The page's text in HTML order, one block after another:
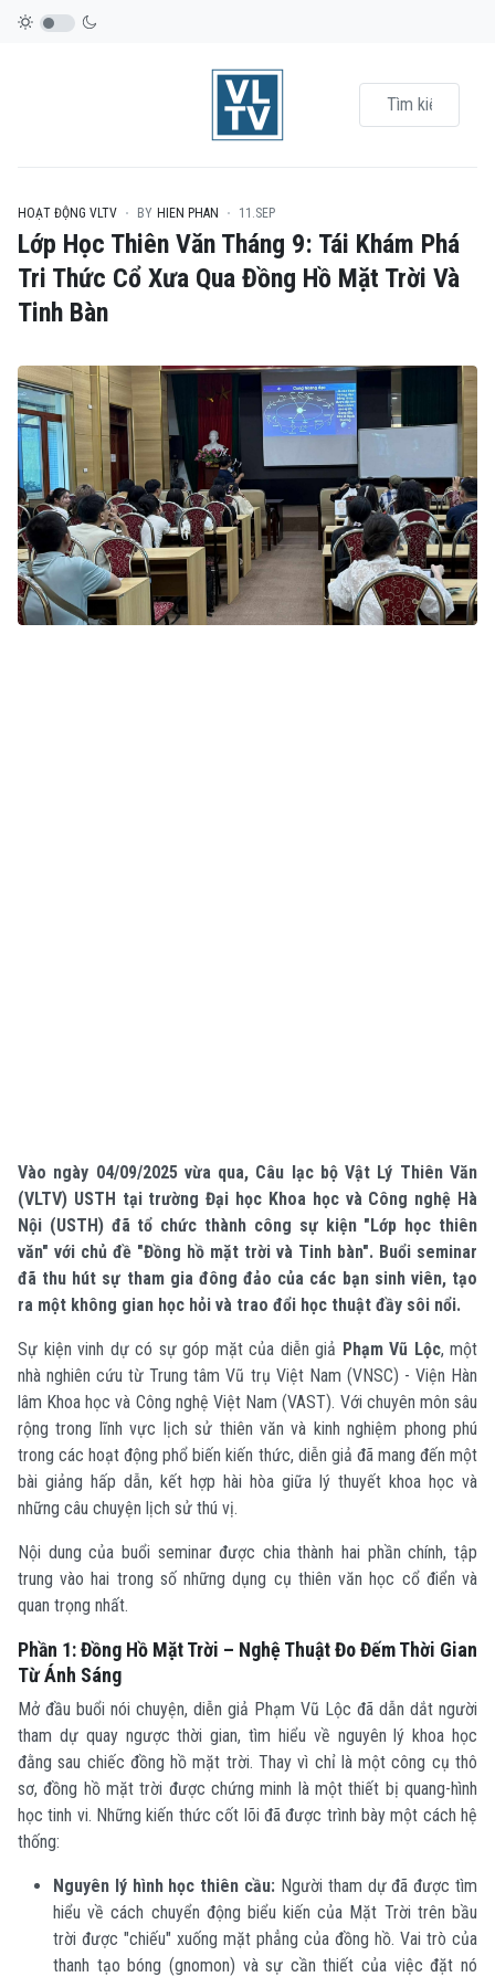
HOẠT ĐỘNG VLTV BY HIEN PHAN 11.SEP
Lớp Học Thiên Văn Tháng 9: Tái Khám Phá
Tri Thức Cổ Xưa Qua Đồng Hồ Mặt Trời Và
Tinh Bàn
Vào ngày 04/09/2025 vừa qua, Câu lạc bộ Vật Lý Thiên Văn
(VLTV) USTH tại trường Đại học Khoa học và Công nghệ Hà
Nội (USTH) đã tổ chức thành công sự kiện "Lớp học thiên
văn" với chủ đề "Đồng hồ mặt trời và Tinh bàn". Buổi seminar
đã thu hút sự tham gia đông đảo của các bạn sinh viên, tạo
ra một không gian học hỏi và trao đổi học thuật đầy sôi nổi.
Sự kiện vinh dự có sự góp mặt của diễn giả Phạm Vũ Lộc, một
nhà nghiên cứu từ Trung tâm Vũ trụ Việt Nam (VNSC) - Viện Hàn
lâm Khoa học và Công nghệ Việt Nam (VAST). Với chuyên môn sâu
rộng trong lĩnh vực lịch sử thiên văn và kinh nghiệm phong phú
trong các hoạt động phổ biến kiến thức, diễn giả đã mang đến một
bài giảng hấp dẫn, kết hợp hài hòa giữa lý thuyết khoa học và
những câu chuyện lịch sử thú vị.
Nội dung của buổi seminar được chia thành hai phần chính, tập
trung vào hai trong số những dụng cụ thiên văn học cổ điển và
quan trọng nhất.
Phần 1: Đồng Hồ Mặt Trời – Nghệ Thuật Đo Đếm Thời Gian
Từ Ánh Sáng
Mở đầu buổi nói chuyện, diễn giả Phạm Vũ Lộc đã dẫn dắt người
tham dự quay ngược thời gian, tìm hiểu về nguyên lý khoa học
đằng sau chiếc đồng hồ mặt trời. Thay vì chỉ là một công cụ thô
sơ, đồng hồ mặt trời được chứng minh là một thiết bị quang-hình
học tinh vi. Những kiến thức cốt lõi đã được trình bày một cách hệ
thống:
Nguyên lý hình học thiên cầu: Người tham dự đã được tìm
hiểu về cách chuyển động biểu kiến của Mặt Trời trên bầu
trời được "chiếu" xuống mặt phẳng của đồng hồ. Vai trò của
thanh tạo bóng (gnomon) và sự cần thiết của việc đặt nó